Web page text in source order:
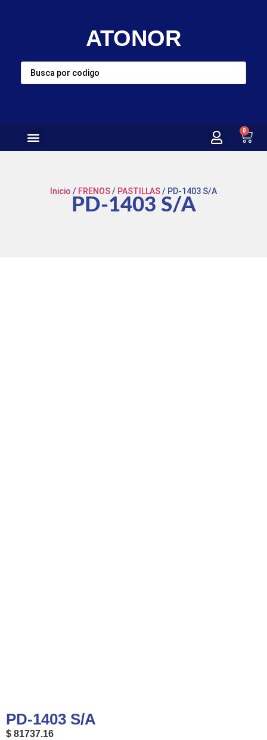
ATONOR
0
Inicio / FRENOS/ PASTILLAS/ PD-1403 S/A
PD-1403 S/A
PD-1403 S/A
$ 81737.16